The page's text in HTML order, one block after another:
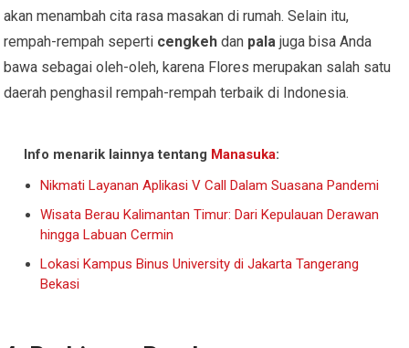
akan menambah cita rasa masakan di rumah. Selain itu,
rempah-rempah seperti cengkeh dan pala juga bisa Anda
bawa sebagai oleh-oleh, karena Flores merupakan salah satu
daerah penghasil rempah-rempah terbaik di Indonesia.
Info menarik lainnya tentang Manasuka:
Nikmati Layanan Aplikasi V Call Dalam Suasana Pandemi
Wisata Berau Kalimantan Timur: Dari Kepulauan Derawan
hingga Labuan Cermin
Lokasi Kampus Binus University di Jakarta Tangerang
Bekasi